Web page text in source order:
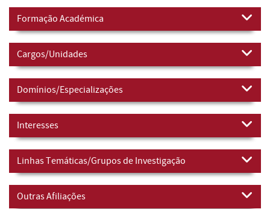
Formação Académica
Cargos/Unidades
Domínios/Especializações
Interesses
Linhas Temáticas/Grupos de Investigação
Outras Afiliações